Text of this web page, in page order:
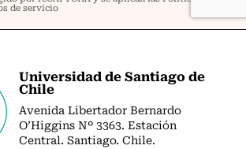
Universidad de Santiago de
Chile
Avenida Libertador Bernardo
O’Higgins Nº 3363. Estación
Central. Santiago. Chile.